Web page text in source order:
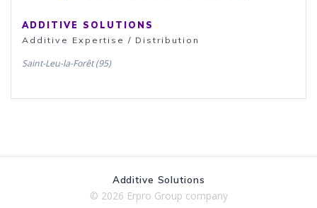
ADDITIVE SOLUTIONS
Additive Expertise / Distribution
Saint-Leu-la-Forêt (95)
Additive Solutions
© 2026 Erpro Group company